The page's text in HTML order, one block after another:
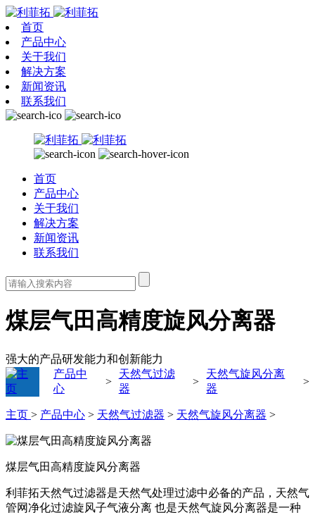
首页
产品中心
关于我们
解决方案
新闻资讯
联系我们
首页
产品中心
关于我们
解决方案
新闻资讯
联系我们
煤层气田高精度旋风分离器
强大的产品研发能力和创新能力
产品中
心
>
天然气过滤
器
>
天然气旋风分离
器
>
主页 > 产品中心 > 天然气过滤器 > 天然气旋风分离器 >
煤层气田高精度旋风分离器
利菲拓天然气过滤器是天然气处理过滤中必备的产品，天然气
管网净化过滤旋风子气液分离 也是天然气旋风分离器是一种